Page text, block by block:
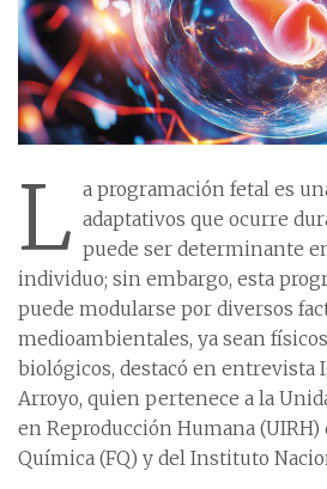
L a programación fetal es
adaptativos que ocurre
puede ser determinante
individuo; sin embargo, esta
puede modularse por diversos
medioambientales, ya sean
biológicos, destacó en entrevista
Arroyo, quien pertenece a la
en Reproducción Humana (UIRH)
Química (FQ) y del Instituto